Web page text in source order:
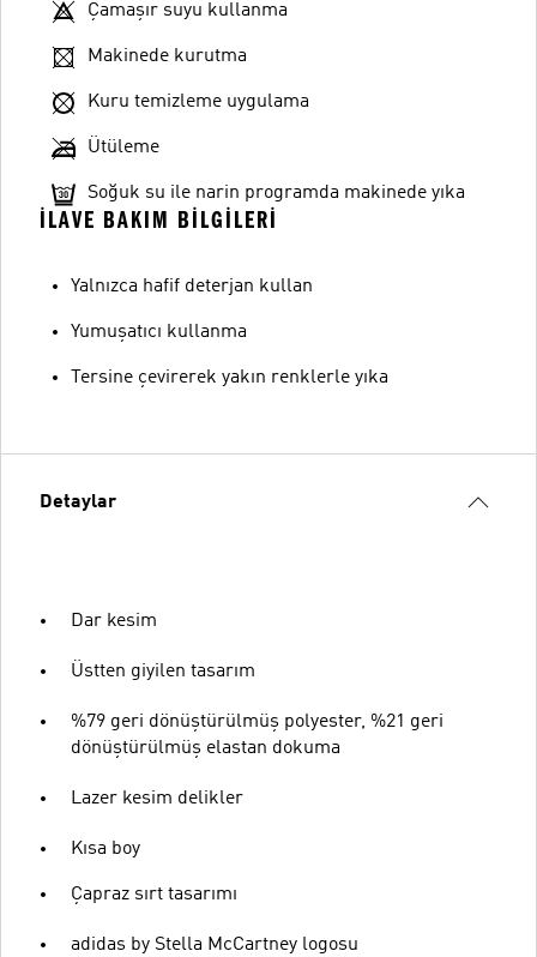
Çamaşır suyu kullanma
Makinede kurutma
Kuru temizleme uygulama
Ütüleme
Soğuk su ile narin programda makinede yıka
İLAVE BAKIM BILGILERI
Yalnızca hafif deterjan kullan
Yumuşatıcı kullanma
Tersine çevirerek yakın renklerle yıka
Detaylar
Dar kesim
Üstten giyilen tasarım
%79 geri dönüştürülmüş polyester, %21 geri
dönüştürülmüş elastan dokuma
Lazer kesim delikler
Kısa boy
Çapraz sırt tasarımı
adidas by Stella McCartney logosu